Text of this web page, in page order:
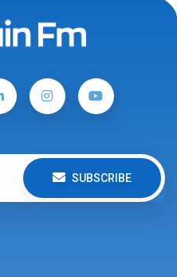
SUBSCRIBE